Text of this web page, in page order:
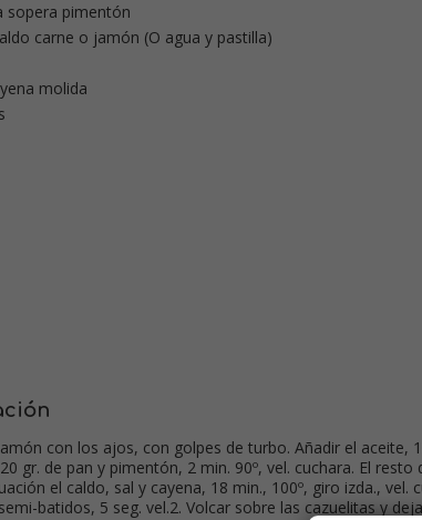
sopera pimentón
carne o jamón (O agua y pastilla)
molida
con los ajos, con golpes de turbo. Añadir el aceite,
gr. de pan y pimentón, 2 min. 90º, vel. cuchara. El
el caldo, sal y cayena, 18 min., 100º, giro izda., vel.
batidos, 5 seg. vel.2. Volcar sobre las cazuelitas y